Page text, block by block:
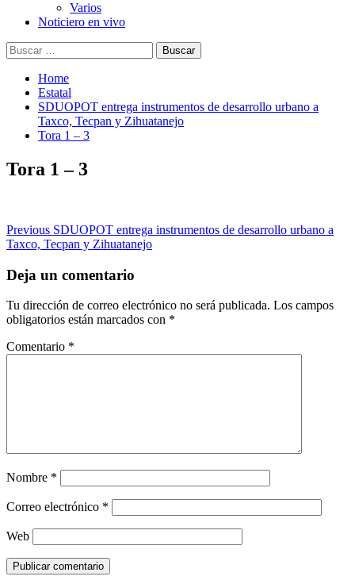
Varios
Noticiero en vivo
Buscar:
Home
Estatal
SDUOPOT entrega instrumentos de desarrollo urbano a
Taxco, Tecpan y Zihuatanejo
Tora 1 – 3
Tora 1 – 3
Post
navigation
Previous SDUOPOT entrega instrumentos de desarrollo urbano a
Taxco, Tecpan y Zihuatanejo
Deja un comentario
Tu dirección de correo electrónico no será publicada. Los campos
obligatorios están marcados con *
Comentario *
Nombre *
Correo electrónico *
Web